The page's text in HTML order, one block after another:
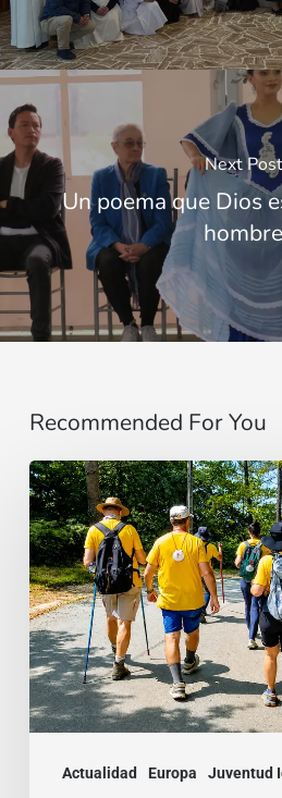
Next Post
Un poema que Dios
hombre
Recommended For You
Actualidad Europa Juventud
“Estoy
contigo”
:
De
Brasil
a
la
India,